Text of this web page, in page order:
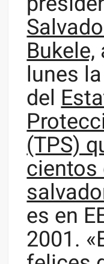
Bukele,
lunes
del
(TPS)
cientos
es en
2001.